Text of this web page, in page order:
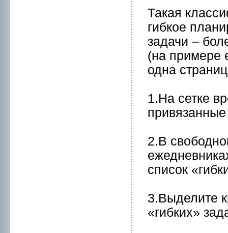
Такaя
гибкое
задачи –
(на примере
одна
1.На сетке
2.В
список
3.Выделите
«гибких»